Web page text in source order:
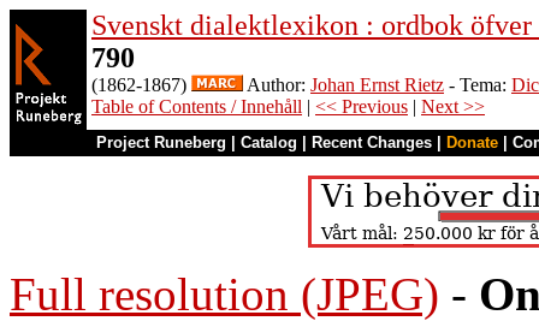
Svenskt dialektlexikon : ordbok öfver
790
(1862-1867) Author: Johan Ernst Rietz - Tema:
Table of Contents / Innehåll | << Previous | Next >>
Project Runeberg Catalog Recent Changes Donate
Full resolution (JPEG) -